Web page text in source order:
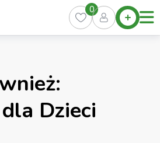
Home
Oferty
Kurs
0
Dzieci